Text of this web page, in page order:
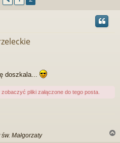
doszkala...
pliki załączone do tego posta.
Małgorzaty